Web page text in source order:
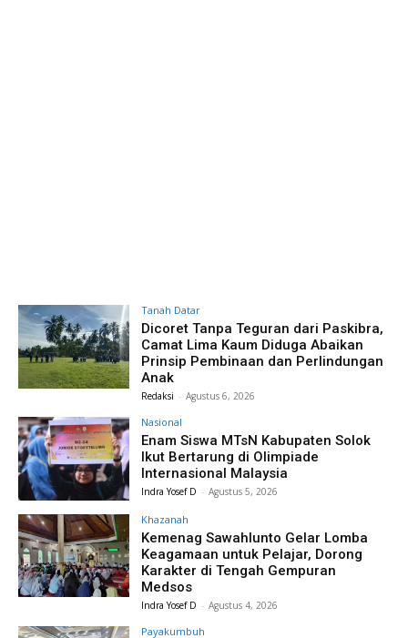
Tanah Datar
Dicoret Tanpa Teguran dari Paskibra,
Camat Lima Kaum Diduga Abaikan
Prinsip Pembinaan dan Perlindungan
Anak
Redaksi - Agustus 6, 2026
Nasional
Enam Siswa MTsN Kabupaten Solok
Ikut Bertarung di Olimpiade
Internasional Malaysia
Indra Yosef D - Agustus 5, 2026
Khazanah
Kemenag Sawahlunto Gelar Lomba
Keagamaan untuk Pelajar, Dorong
Karakter di Tengah Gempuran
Medsos
Indra Yosef D - Agustus 4, 2026
Payakumbuh